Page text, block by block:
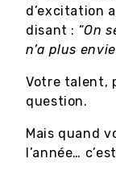
d’excitation
disant : “On
n’a plus
Votre talent,
question.
Mais quand
l’année…